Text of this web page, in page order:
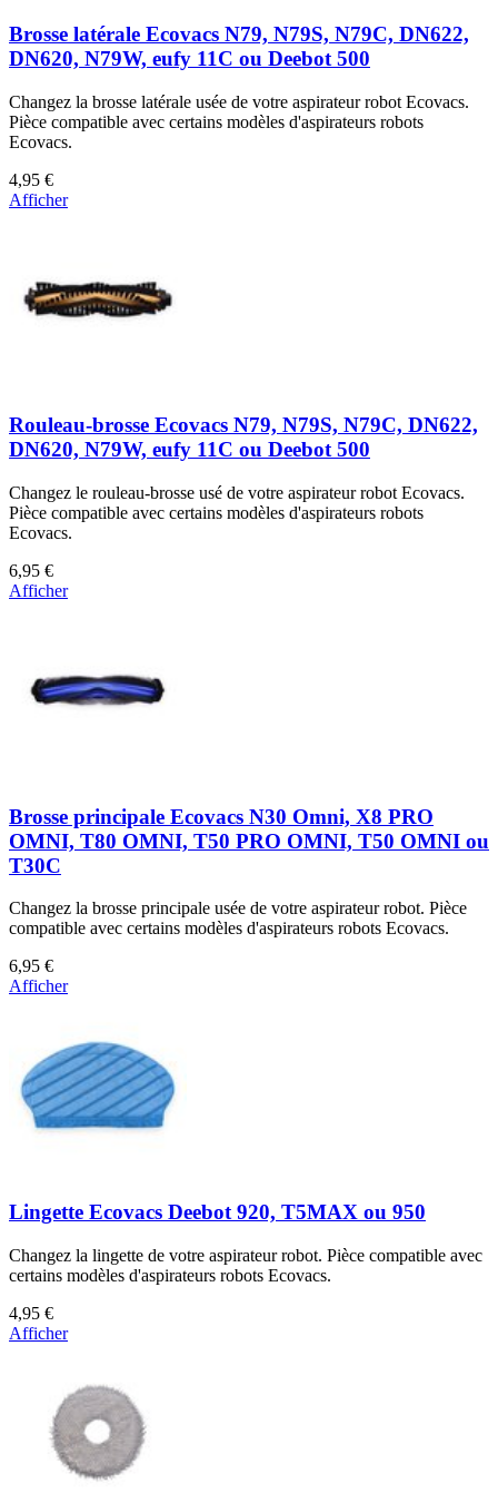
Brosse latérale Ecovacs N79, N79S, N79C, DN622,
DN620, N79W, eufy 11C ou Deebot 500
Changez la brosse latérale usée de votre aspirateur robot Ecovacs.
Pièce compatible avec certains modèles d'aspirateurs robots
Ecovacs.
4,95 €
Afficher
Rouleau-brosse Ecovacs N79, N79S, N79C, DN622,
DN620, N79W, eufy 11C ou Deebot 500
Changez le rouleau-brosse usé de votre aspirateur robot Ecovacs.
Pièce compatible avec certains modèles d'aspirateurs robots
Ecovacs.
6,95 €
Afficher
Brosse principale Ecovacs N30 Omni, X8 PRO
OMNI, T80 OMNI, T50 PRO OMNI, T50 OMNI ou
T30C
Changez la brosse principale usée de votre aspirateur robot. Pièce
compatible avec certains modèles d'aspirateurs robots Ecovacs.
6,95 €
Afficher
Lingette Ecovacs Deebot 920, T5MAX ou 950
Changez la lingette de votre aspirateur robot. Pièce compatible avec
certains modèles d'aspirateurs robots Ecovacs.
4,95 €
Afficher